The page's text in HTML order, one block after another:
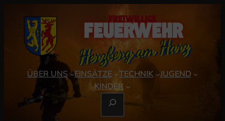
springen
ÜBER UNS EINSÄTZE TECHNIK
JUGEND
KINDER